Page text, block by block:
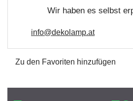
Wir haben es selbst
info@dekolamp.at
Zu den Favoriten hinzufügen